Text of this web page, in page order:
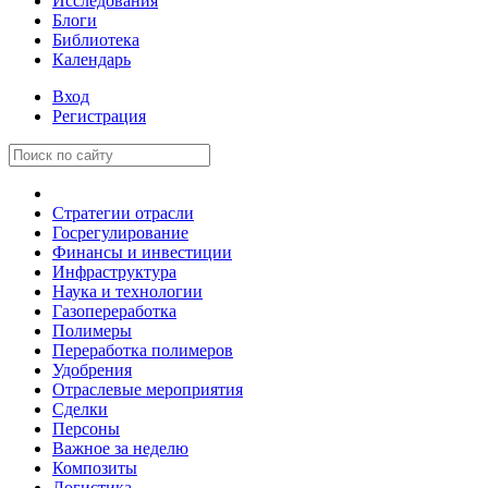
Блоги
Библиотека
Календарь
Вход
Регистрация
Стратегии отрасли
Госрегулирование
Финансы и инвестиции
Инфраструктура
Наука и технологии
Газопереработка
Полимеры
Переработка полимеров
Удобрения
Отраслевые мероприятия
Сделки
Персоны
Важное за неделю
Композиты